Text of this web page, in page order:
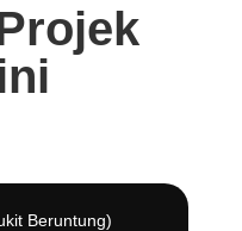
Beruntung)